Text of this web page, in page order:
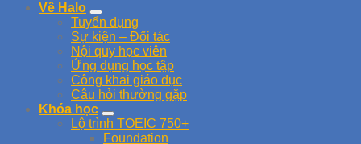
Về Halo
Tuyển dụng
Sự kiện – Đối tác
Nội quy học viên
Ứng dụng học tập
Công khai giáo dục
Câu hỏi thường gặp
Khóa học
Lộ trình TOEIC 750+
Foundation